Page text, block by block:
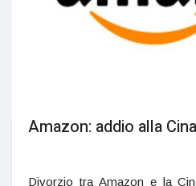
Amazon: addio alla Cina
Divorzio tra Amazon e la